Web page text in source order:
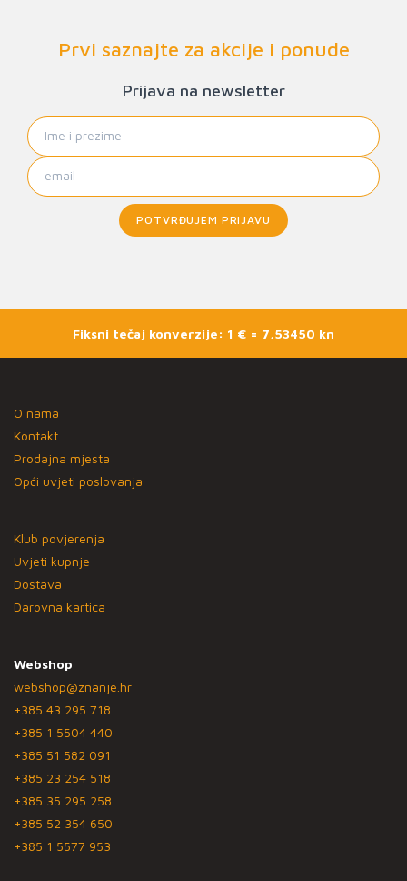
Prvi saznajte za akcije i ponude
Prijava na newsletter
POTVRĐUJEM PRIJAVU
Fiksni tečaj konverzije: 1 € = 7,53450 kn
O nama
Kontakt
Prodajna mjesta
Opći uvjeti poslovanja
Klub povjerenja
Uvjeti kupnje
Dostava
Darovna kartica
Webshop
webshop@znanje.hr
+385 43 295 718
+385 1 5504 440
+385 51 582 091
+385 23 254 518
+385 35 295 258
+385 52 354 650
+385 1 5577 953